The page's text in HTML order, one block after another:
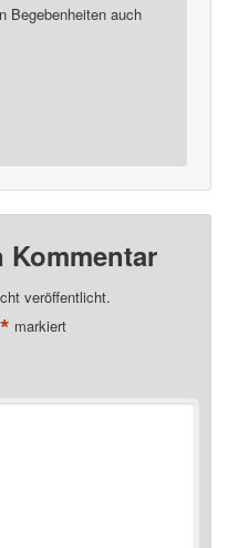
Begebenheiten auch
Kommentar
veröffentlicht.
* markiert